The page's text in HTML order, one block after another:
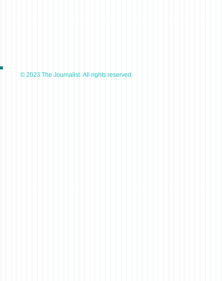
© 2023 The Journalist. All rights reserved.